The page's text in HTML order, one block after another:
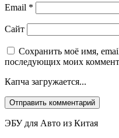
Email *
Сайт
Сохранить моё имя,
последующих моих
Капча загружается...
ЭБУ для Авто из Китая